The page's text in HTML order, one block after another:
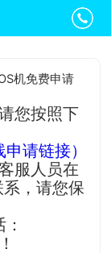
机免费申请
您按照下
申请链接）
服人员在
系，请您保